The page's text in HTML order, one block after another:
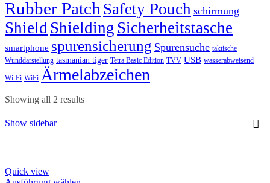
Rubber Patch Safety Pouch schirmung
ShieldShielding Sicherheitstasche
smartphone spurensicherung Spurensuche taktische
Wunddarstellung tasmanian tiger Tetra Basic Edition TVV USB wasserabweisend
Wi-Fi WiFi Ärmelabzeichen
Showing all 2 results
Show sidebar
Quick view